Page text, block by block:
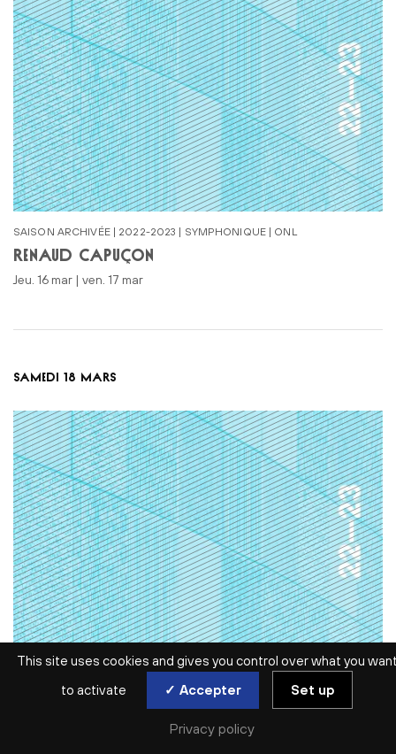
CHOISISSEZ VOTRE DATE
SAISON ARCHIVÉE | 2022-2023 | SYMPHONIQUE | ONL
RENAUD CAPUÇON
jeu. 16 mar | ven. 17 mar
SAMEDI 18 MARS
SAISON ARCHIVÉE | 2022-2023 | ÉVÉNEMENT
BORIS CYRULNIK
This site uses cookies and gives you control over what you
to activate
✓ Accepter Set up
Privacy policy